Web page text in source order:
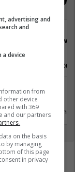
Sektoriste
7
advertising and
and
device
from
other device
with 369
and our partners
on the basis
by managing
of this page
in privacy